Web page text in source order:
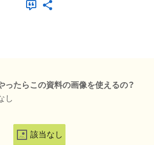
ったらこの資料の画像を使えるの？
し
該当なし